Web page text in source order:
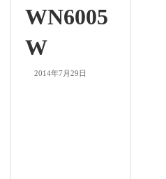
WN6005
W
2014年7月29日